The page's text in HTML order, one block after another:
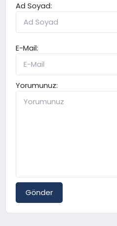
Ad Soyad:
E-Mail:
Yorumunuz:
Gönder